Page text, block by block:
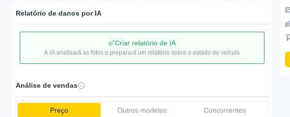
Relatório de danos por IA
Criar relatório de IA
A IA analisará as fotos e preparará um relatório sobre o estado do veículo
Análise de vendas
Preço Outros modelos Concorrentes